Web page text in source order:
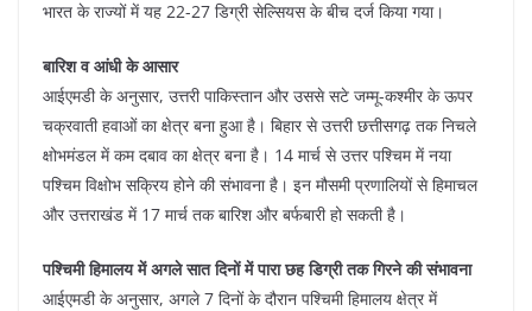
भारत के राज्यों में यह 22-27 डिग्री सेल्सियस के बीच दर्ज किया गया।
बारिश व आंधी के आसार
आईएमडी के अनुसार, उत्तरी पाकिस्तान और उससे सटे जम्मू-कश्मीर के ऊपर
चक्रवाती हवाओं का क्षेत्र बना हुआ है। बिहार से उत्तरी छत्तीसगढ़ तक निचले
क्षोभमंडल में कम दबाव का क्षेत्र बना है। 14 मार्च से उत्तर पश्चिम में नया
पश्चिम विक्षोभ सक्रिय होने की संभावना है। इन मौसमी प्रणालियों से हिमाचल
और उत्तराखंड में 17 मार्च तक बारिश और बर्फबारी हो सकती है।
पश्चिमी हिमालय में अगले सात दिनों में पारा छह डिग्री तक गिरने की संभावना
आईएमडी के अनुसार, अगले 7 दिनों के दौरान पश्चिमी हिमालय क्षेत्र में